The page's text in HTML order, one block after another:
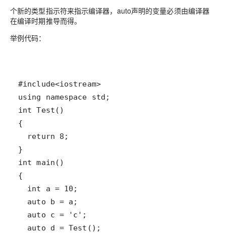
个新的类型指示符来指示编译器，auto声明的变量必须由编译器
在编译时期推导而得。
举例代码：
#include<iostream>